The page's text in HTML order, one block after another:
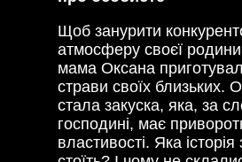
Щоб занурити
атмосферу своєї
мама Оксана
страви своїх близьких.
стала закуска, яка, за
господині, має
властивості. Яка